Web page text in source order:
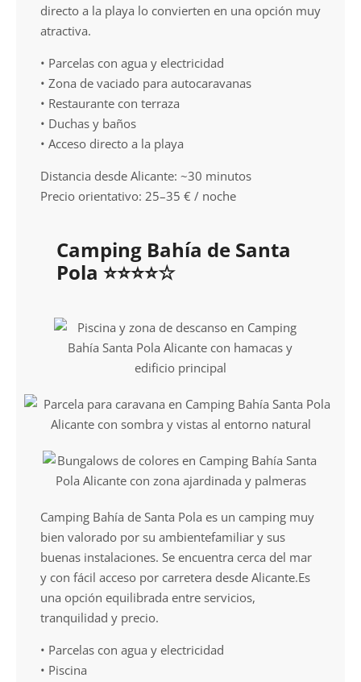
directo a la playa lo convierten en una opción muy
atractiva.
• Parcelas con agua y electricidad
• Zona de vaciado para autocaravanas
• Restaurante con terraza
• Duchas y baños
• Acceso directo a la playa
Distancia desde Alicante: ~30 minutos
Precio orientativo: 25–35 € / noche
Camping Bahía de Santa
Pola ⭐⭐⭐⭐☆
Camping Bahía de Santa Pola es un camping muy
bien valorado por su ambientefamiliar y sus
buenas instalaciones. Se encuentra cerca del mar
y con fácil acceso por carretera desde Alicante.Es
una opción equilibrada entre servicios,
tranquilidad y precio.
• Parcelas con agua y electricidad
• Piscina